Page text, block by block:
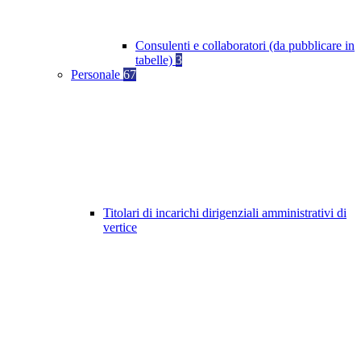
Consulenti e collaboratori (da pubblicare in
tabelle) 3
Personale 67
Titolari di incarichi dirigenziali amministrativi di
vertice